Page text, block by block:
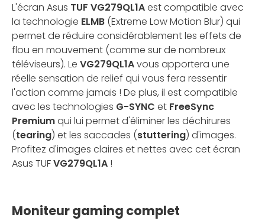
L'écran Asus TUF VG279QL1Aest compatible avec
la technologie ELMB (Extreme Low Motion Blur) qui
permet de réduire considérablement les effets de
flou en mouvement (comme sur de nombreux
téléviseurs). Le VG279QL1Avous apportera une
réelle sensation de relief qui vous fera ressentir
l'action comme jamais ! De plus, il est compatible
avec les technologies G-SYNC et FreeSync
Premiumqui lui permet d'éliminer les déchirures
(tearing) et les saccades (stuttering) d'images.
Profitez d'images claires et nettes avec cet écran
Asus TUFVG279QL1A !
Moniteur gaming complet